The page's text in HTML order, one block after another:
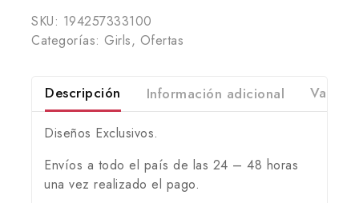
SKU: 194257333100
Categorías: Girls, Ofertas
Descripción Información adicional
Diseños Exclusivos.
Envíos a todo el país de las 24 – 48 horas
una vez realizado el pago.